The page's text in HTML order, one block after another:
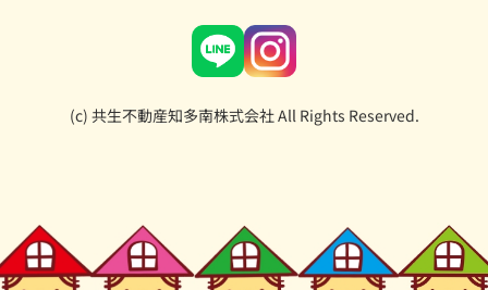
(c) 共生不動産知多南株式会社 All Rights Reserved.